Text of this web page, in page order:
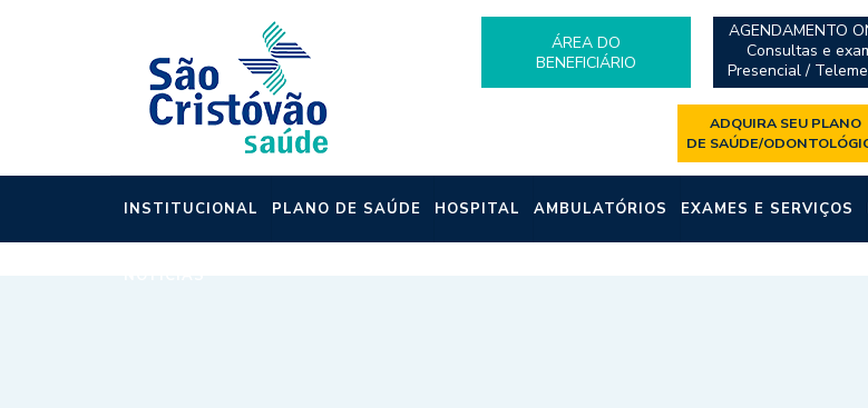
ÁREA DO
BENEFICIÁRIO
AGENDAMENTO
Consultas e
Presencial /
ADQUIRA SEU PLANO
DE SAÚDE/
INSTITUCIONAL PLANO DE SAÚDE HOSPITAL AMBULATÓRIOS EXAMES E SERVIÇOS